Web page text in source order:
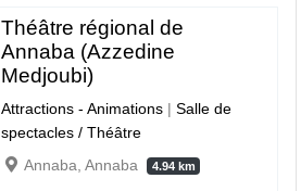
Théâtre régional de
Annaba (Azzedine
Medjoubi)
Attractions - Animations |Salle de
spectacles / Théâtre
Annaba, Annaba
4.94 km